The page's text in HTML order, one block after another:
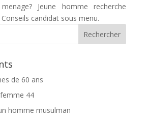
Jeune homme recherche
candidat sous menu.
de 60 ans
44
homme musulman